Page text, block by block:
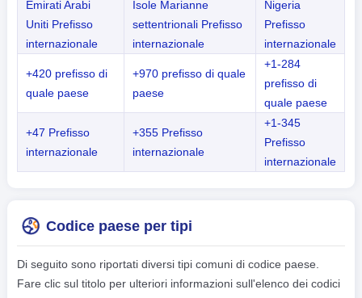
Emirati Arabi
Uniti Prefisso
internazionale
Isole Marianne
settentrionali Prefisso
internazionale
Nigeria
Prefisso
internazionale
+420 prefisso di
quale paese
+970 prefisso di quale
paese
+1-284
prefisso di
quale paese
+47 Prefisso
internazionale
+355 Prefisso
internazionale
+1-345
Prefisso
internazionale
Codice paese per tipi
Di seguito sono riportati diversi tipi comuni di codice paese.
Fare clic sul titolo per ulteriori informazioni sull'elenco dei codici